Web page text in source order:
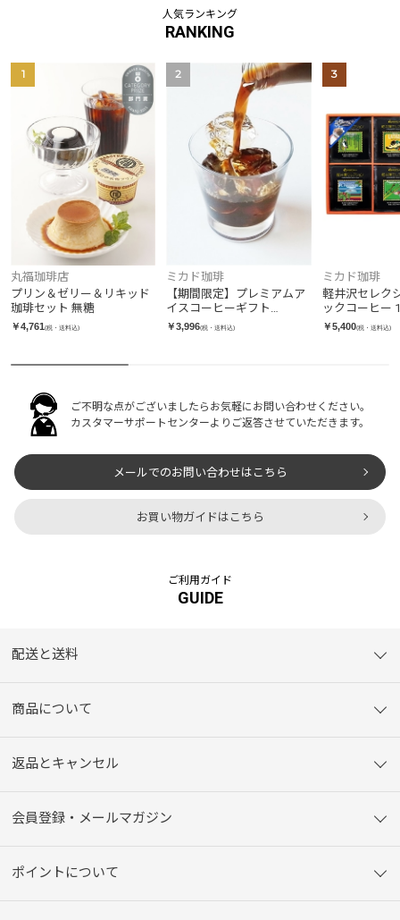
人気ランキング
RANKING
1
丸福珈琲店
プリン＆ゼリー＆リキッド
珈琲セット 無糖
￥4,761(税・送料込)
2
ミカド珈琲
【期間限定】プレミアムア
イスコーヒーギフト
（720ml×2本）
￥3,996(税・送料込)
3
ミカド珈琲
軽井沢セレク
ックコーヒー
￥5,400(税・送料込)
ご不明な点がございましたらお気軽にお問い合わせください。
カスタマーサポートセンターよりご返答させていただきます。
メールでのお問い合わせはこちら
お買い物ガイドはこちら
ご利用ガイド
GUIDE
配送と送料
商品について
返品とキャンセル
会員登録・メールマガジン
ポイントについて